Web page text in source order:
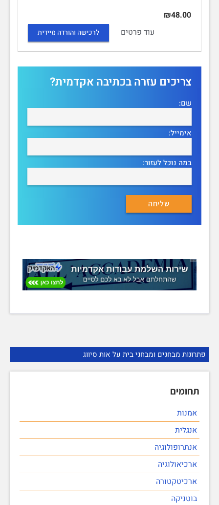
פתרונות מבחנים ומבחני בית על אות סיווג
תחומים
אמנות
אנגלית
אנתרופולוגיה
ארכיאולוגיה
ארכיטקטורה
בוטניקה
₪48.00
עוד פרטים
לרכישה והורדה מיידית
צריכים עזרה בכתיבה אקדמית?
שם:
אימייל:
במה נוכל לעזור: